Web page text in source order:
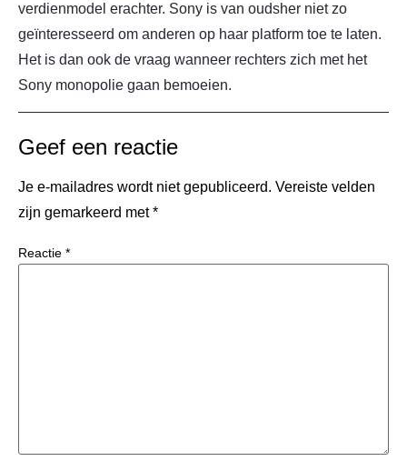
verdienmodel erachter. Sony is van oudsher niet zo
geïnteresseerd om anderen op haar platform toe te laten.
Het is dan ook de vraag wanneer rechters zich met het
Sony monopolie gaan bemoeien.
Geef een reactie
Je e-mailadres wordt niet gepubliceerd. Vereiste velden
zijn gemarkeerd met*
Reactie *